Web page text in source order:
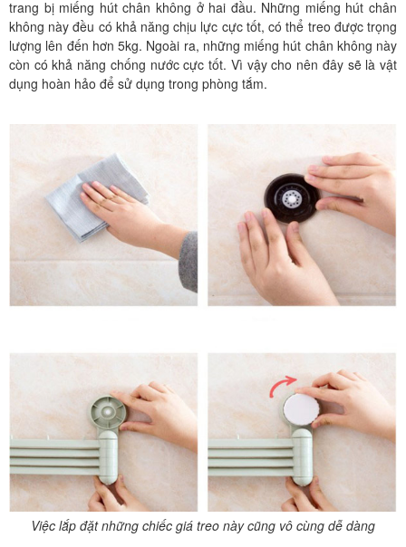
trang bị miếng hút chân không ở hai đầu. Những miếng hút chân
không này đều có khả năng chịu lực cực tốt, có thể treo được trọng
lượng lên đến hơn 5kg. Ngoài ra, những miếng hút chân không này
còn có khả năng chống nước cực tốt. Vì vậy cho nên đây sẽ là vật
dụng hoàn hảo để sử dụng trong phòng tắm.
Việc lắp đặt những chiếc giá treo này cũng vô cùng dễ dàng